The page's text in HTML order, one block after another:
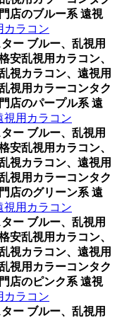
店のブルー系 遠視
カラコン
ー ブルー、乱視用
安乱視用カラコン、
視カラコン、遠視用
視用カラーコンタク
店のパープル系 遠
視用カラコン
ー ブルー、乱視用
安乱視用カラコン、
視カラコン、遠視用
視用カラーコンタク
店のグリーン系 遠
視用カラコン
ー ブルー、乱視用
安乱視用カラコン、
視カラコン、遠視用
視用カラーコンタク
店のピンク系 遠視
カラコン
ー ブルー、乱視用